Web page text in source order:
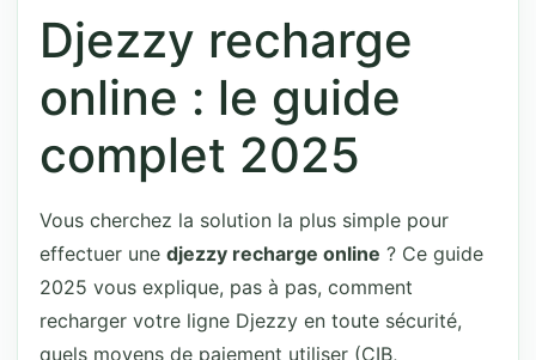
Djezzy recharge
online : le guide
complet 2025
Vous cherchez la solution la plus simple pour
effectuer une djezzy recharge online ? Ce guide
2025 vous explique, pas à pas, comment
recharger votre ligne Djezzy en toute sécurité,
quels moyens de paiement utiliser (CIB,